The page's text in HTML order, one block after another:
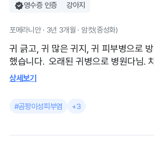
영수증 인증 강아지
포메라니안 · 3년 3개월 · 암컷(중성화)
귀 긁고, 귀 많은 귀지, 귀 피부병으로
했습니다. 오래된 귀병으로 병원다님.
가 없어 병원을 옮겼고 정확한 진단명이
고 더 궁금해하세요! 왜그런지 어떻게하
상세보기
#곰팡이성피부염 +3